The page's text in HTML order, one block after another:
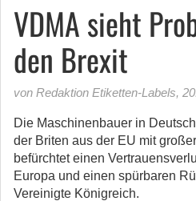
VDMA sieht
den Brexit
von Redaktion Etiketten-Labels,
Die Maschinenbauer in
der Briten aus der EU mit
befürchtet einen
Europa und einen spürbaren
Vereinigte Königreich.